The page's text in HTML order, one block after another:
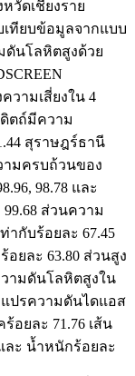
วัดเชียงราย
เทียบข้อมูลจากแบบ
ดันโลหิตสูงด้วย
วามเสี่ยงใน 4
ดิตถ์มีความ
สุราษฎร์ธานี
ามครบถ้วนของ
98.78 และ
99.68 ส่วนความ
กับร้อยละ 67.45
อยละ 63.80 ส่วนสูง
วามดันโลหิตสูงใน
ปรความดันไดแอส
อยละ 71.76 เส้น
ละ น้ำหนักร้อยละ